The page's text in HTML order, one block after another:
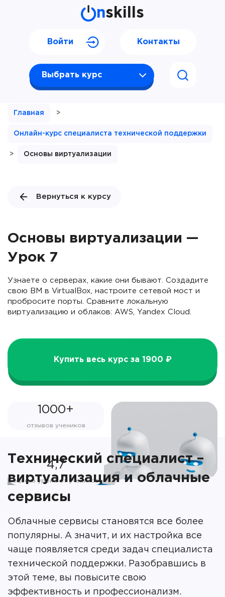
nskills
Выбрать курс
Войти Контакты
Главная >
Онлайн-курс специалиста технической поддержки
> Основы виртуализации
Вернуться к курсу
Основы виртуализации —
Урок 7
Узнаете о серверах, какие они бывают. Создадите
свою ВМ в VirtualBox, настроите сетевой мост и
пробросите порты. Сравните локальную
виртуализацию и облаков: AWS, Yandex Cloud.
Купить весь курс за 1900 ₽
1000+
отзывов учеников
4,7
оценка урока от учеников
Технический специалист –
виртуализация и облачные
сервисы
Облачные сервисы становятся все более
популярны. А значит, и их настройка все
чаще появляется среди задач специалиста
технической поддержки. Разобравшись в
этой теме, вы повысите свою
эффективность и профессионализм.